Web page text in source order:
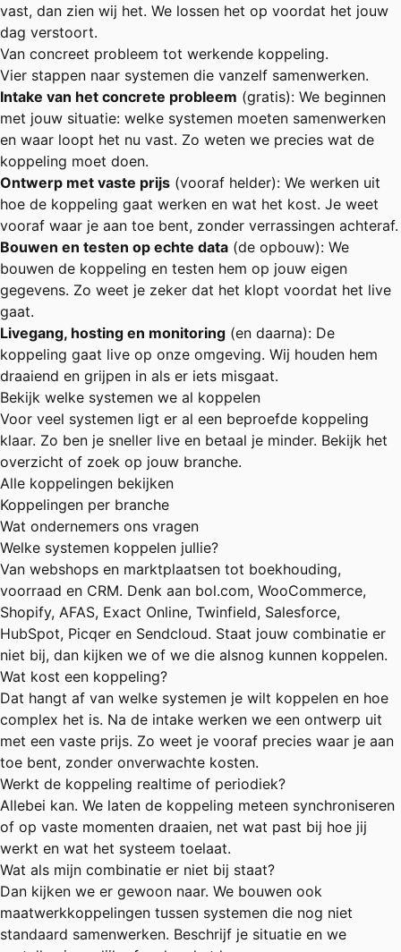
vast, dan zien wij het. We lossen het op voordat het jouw
dag verstoort.
Van concreet probleem tot werkende koppeling.
Vier stappen naar systemen die vanzelf samenwerken.
Intake van het concrete probleem (gratis): We beginnen
met jouw situatie: welke systemen moeten samenwerken
en waar loopt het nu vast. Zo weten we precies wat de
koppeling moet doen.
Ontwerp met vaste prijs (vooraf helder): We werken uit
hoe de koppeling gaat werken en wat het kost. Je weet
vooraf waar je aan toe bent, zonder verrassingen achteraf.
Bouwen en testen op echte data (de opbouw): We
bouwen de koppeling en testen hem op jouw eigen
gegevens. Zo weet je zeker dat het klopt voordat het live
gaat.
Livegang, hosting en monitoring (en daarna): De
koppeling gaat live op onze omgeving. Wij houden hem
draaiend en grijpen in als er iets misgaat.
Bekijk welke systemen we al koppelen
Voor veel systemen ligt er al een beproefde koppeling
klaar. Zo ben je sneller live en betaal je minder. Bekijk het
overzicht of zoek op jouw branche.
Alle koppelingen bekijken
Koppelingen per branche
Wat ondernemers ons vragen
Welke systemen koppelen jullie?
Van webshops en marktplaatsen tot boekhouding,
voorraad en CRM. Denk aan bol.com, WooCommerce,
Shopify, AFAS, Exact Online, Twinfield, Salesforce,
HubSpot, Picqer en Sendcloud. Staat jouw combinatie er
niet bij, dan kijken we of we die alsnog kunnen koppelen.
Wat kost een koppeling?
Dat hangt af van welke systemen je wilt koppelen en hoe
complex het is. Na de intake werken we een ontwerp uit
met een vaste prijs. Zo weet je vooraf precies waar je aan
toe bent, zonder onverwachte kosten.
Werkt de koppeling realtime of periodiek?
Allebei kan. We laten de koppeling meteen synchroniseren
of op vaste momenten draaien, net wat past bij hoe jij
werkt en wat het systeem toelaat.
Wat als mijn combinatie er niet bij staat?
Dan kijken we er gewoon naar. We bouwen ook
maatwerkkoppelingen tussen systemen die nog niet
standaard samenwerken. Beschrijf je situatie en we